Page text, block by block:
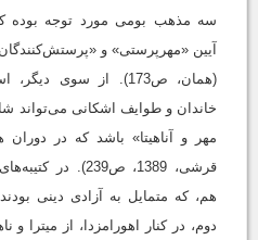
سه مذهب بومی مورد توجه بوده که
آیین «مهرپرستی» و
(همان، ص173). از سوی
خاندان و طوایف اشکانی می‌تواند
مهر و آناهیتا» باشد که در
قرشی، 1389،
هم، که متمایل به آزادی دینی
دوم، در کنار اهورامزدا، از میترا